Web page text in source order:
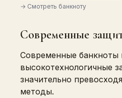
→ Смотреть банкноту
Современные
Современные банкноты
высокотехнологичные
значительно
методы.